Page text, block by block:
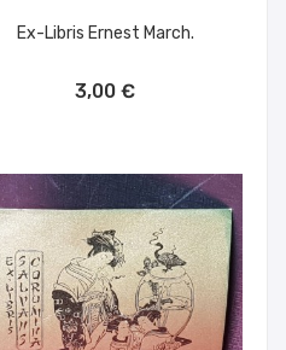
Ex-Libris Ernest March.
3,00 €